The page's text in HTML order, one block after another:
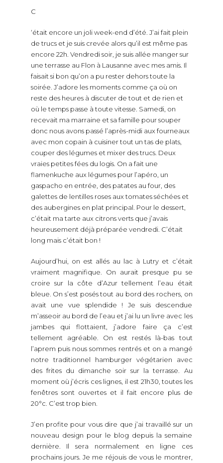
C
‘était encore un joli week-end d’été. J’ai fait plein
de trucs et je suis crevée alors qu’il est même pas
encore 22h. Vendredi soir, je suis allée manger sur
une terrasse au Flon à Lausanne avec mes amis. Il
faisait si bon qu’on a pu rester dehors toute la
soirée. J’adore les moments comme ça où on
reste des heures à discuter de tout et de rien et
où le temps passe à toute vitesse. Samedi, on
recevait ma marraine et sa famille pour souper
donc nous avons passé l’après-midi aux fourneaux
avec mon copain à cuisiner tout un tas de plats,
couper des légumes et mixer des trucs. Deux
vraies petites fées du logis. On a fait une
flamenkuche aux légumes pour l’apéro, un
gaspacho en entrée, des patates au four, des
galettes de lentilles roses aux tomates séchées et
des aubergines en plat principal. Pour le dessert,
c’était ma tarte aux citrons verts que j’avais
heureusement déjà préparée vendredi. C’était
long mais c’était bon !
Aujourd’hui, on est allés au lac à Lutry et c’était
vraiment magnifique. On aurait presque pu se
croire sur la côte d’Azur tellement l’eau était
bleue. On s’est posés tout au bord des rochers, on
avait une vue splendide ! Je suis descendue
m’asseoir au bord de l’eau et j’ai lu un livre avec les
jambes qui flottaient, j’adore faire ça c’est
tellement agréable. On est restés là-bas tout
l’aprem puis nous sommes rentrés et on a mangé
notre traditionnel hamburger végétarien avec
des frites du dimanche soir sur la terrasse. Au
moment où j’écris ces lignes, il est 21h30, toutes les
fenêtres sont ouvertes et il fait encore plus de
20°c. C’est trop bien.
J’en profite pour vous dire que j’ai travaillé sur un
nouveau design pour le blog depuis la semaine
dernière. Il sera normalement en ligne ces
prochains jours. Je me réjouis de vous le montrer,